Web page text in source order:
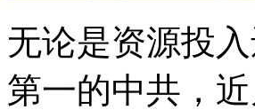
无论是资源投
第一的中共，